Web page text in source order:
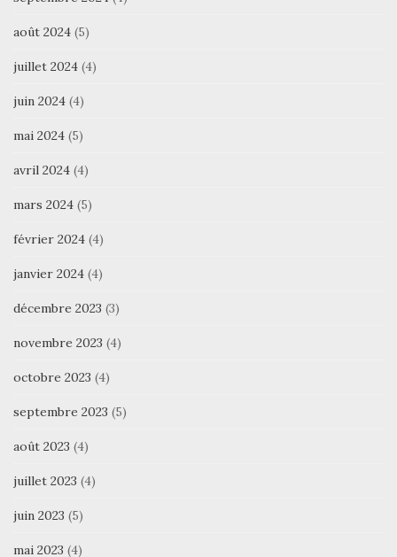
août 2024 (5)
juillet 2024 (4)
juin 2024 (4)
mai 2024 (5)
avril 2024 (4)
mars 2024 (5)
février 2024 (4)
janvier 2024 (4)
décembre 2023 (3)
novembre 2023 (4)
octobre 2023 (4)
septembre 2023 (5)
août 2023 (4)
juillet 2023 (4)
juin 2023 (5)
mai 2023 (4)